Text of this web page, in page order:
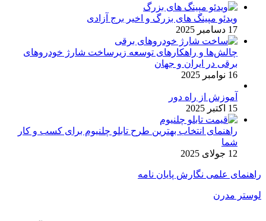
ویدئو مپینگ های بزرگ و اخیر برج آزادی
17 دسامبر 2025
چالش‌ها و راهکارهای توسعه زیرساخت شارژ خودروهای
برقی در ایران و جهان
16 نوامبر 2025
آموزش از راه دور
15 اکتبر 2025
راهنمای انتخاب بهترین طرح تابلو چلنیوم برای کسب و کار
شما
12 جولای 2025
راهنمای علمی نگارش پایان نامه
لوستر مدرن